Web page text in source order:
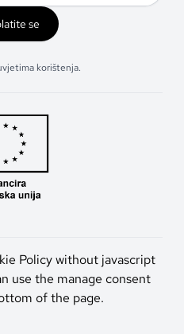
se
korištenja.
Policy without javascript
use the manage consent
of the page.